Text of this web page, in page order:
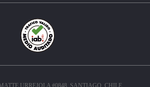
URREJOLA #0848, SANTIAGO, CHILE